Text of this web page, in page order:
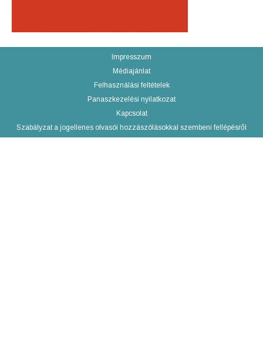
Impresszum
Médiajánlat
Felhasználási feltételek
Panaszkezelési nyilatkozat
Kapcsolat
Szabályzat a jogellenes olvasói hozzászólásokkal szembeni fellépésről